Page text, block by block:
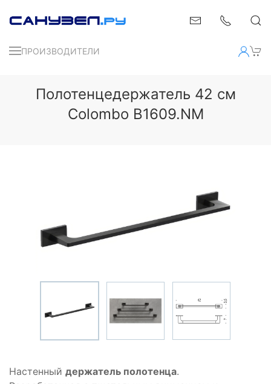
ПРОИЗВОДИТЕЛИ
Полотенцедержатель 42 см
Colombo B1609.NM
Настенный держатель полотенца.